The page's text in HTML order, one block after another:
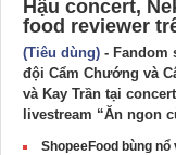
Hậu concert,
food reviewer
(Tiêu dùng) - Fandom
đội Cẩm Chướng và
và Kay Trần tại
livestream “Ăn ngon
ShopeeFood bùng